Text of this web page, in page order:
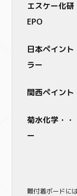
エスケー化
EPO
日本ペイン
ラー
関西ペイント
菊水化学・・
ー
難付着ボードに